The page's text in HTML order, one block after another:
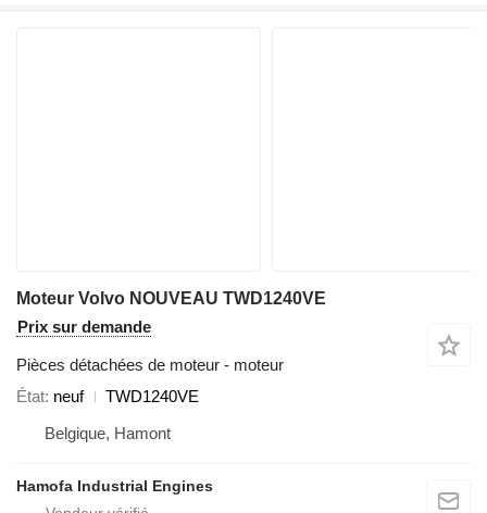
Moteur Volvo NOUVEAU TWD1240VE
Prix sur demande
Pièces détachées de moteur - moteur
État neuf
TWD1240VE
Belgique, Hamont
Hamofa Industrial Engines